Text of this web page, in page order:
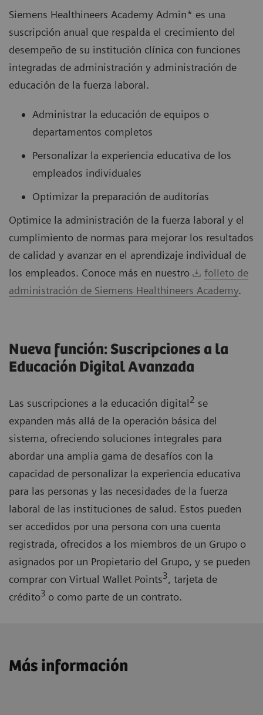
Siemens Healthineers Academy Admin* es una
suscripción anual que respalda el crecimiento del
desempeño de su institución clínica con funciones
integradas de administración y administración de
educación de la fuerza laboral.
Administrar la educación de equipos o
departamentos completos
Personalizar la experiencia educativa de los
empleados individuales
Optimizar la preparación de auditorías
Optimice la administración de la fuerza laboral y el
cumplimiento de normas para mejorar los resultados
de calidad y avanzar en el aprendizaje individual de
los empleados. Conoce más en nuestro
folleto de
administración de Siemens Healthineers Academy.
Nueva función: Suscripciones a la
Educación Digital Avanzada
Las suscripciones a la educación digital2 se
expanden más allá de la operación básica del
sistema, ofreciendo soluciones integrales para
abordar una amplia gama de desafíos con la
capacidad de personalizar la experiencia educativa
para las personas y las necesidades de la fuerza
laboral de las instituciones de salud. Estos pueden
ser accedidos por una persona con una cuenta
registrada, ofrecidos a los miembros de un Grupo o
asignados por un Propietario del Grupo, y se pueden
comprar con Virtual Wallet Points3, tarjeta de
crédito3 o como parte de un contrato.
Más información